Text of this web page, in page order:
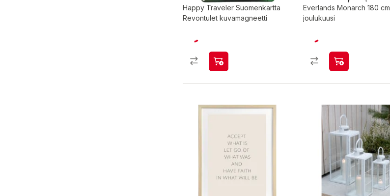
Happy Traveler Suomenkartta
Revontulet kuvamagneetti
Everlands Monarch 180 cm
joulukuusi